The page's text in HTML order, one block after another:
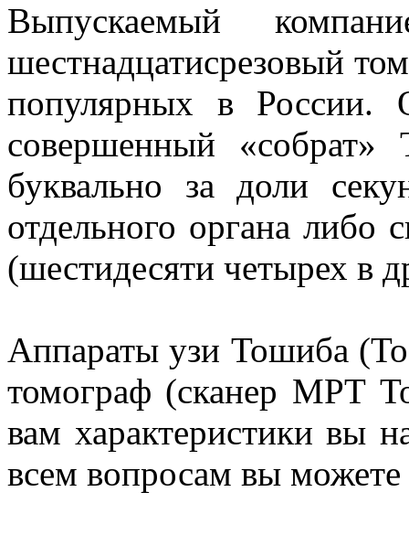
Выпускаемый
шестнадцатисрезовый
популярных в
совершенный
буквально за доли
отдельного органа либо
(шестидесяти четырех в
Аппараты узи Тошиба
томограф (сканер МРТ
вам характеристики вы
всем вопросам вы можете